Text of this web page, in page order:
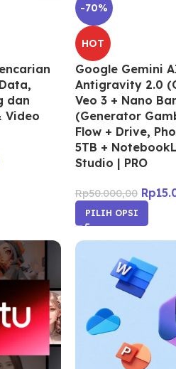
dan
Video
-70%
HOT
Google Gemini
Antigravity 2.0
Veo 3 + Nano
(Generator
Flow + Drive,
5TB +
Studio | PRO
Rp50.000,00 Rp
PILIH OPSI